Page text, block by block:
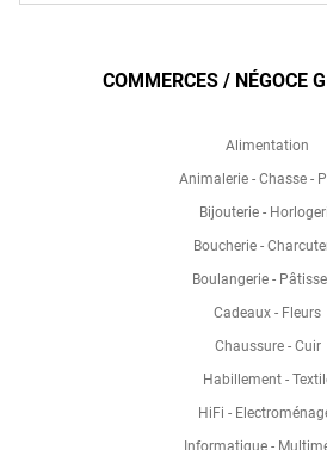
COMMERCES / NÉGOCE
Alimentation
Animalerie - Chasse -
Bijouterie -
Boucherie -
Boulangerie -
Cadeaux - Fleurs
Chaussure - Cuir
Habillement -
HiFi -
Informatique -